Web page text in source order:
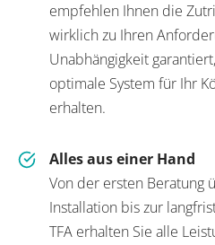
empfehlen Ihnen die
wirklich zu Ihren
Unabhängigkeit
optimale System für Ihr
erhalten.
Alles aus einer Hand
Von der ersten Beratung
Installation bis zur
TFA erhalten Sie alle